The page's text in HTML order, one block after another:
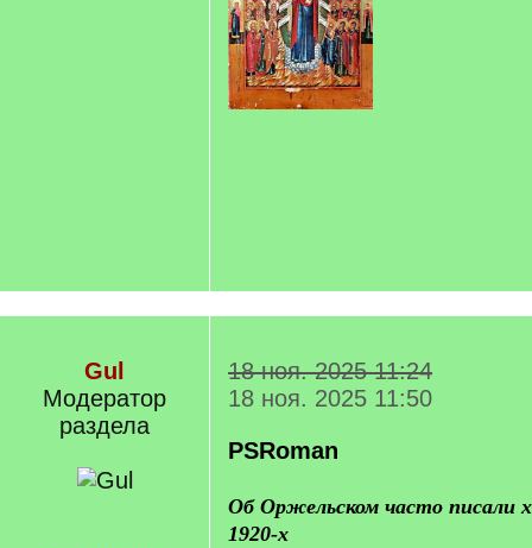
Gul
Модератор
раздела
18 ноя. 2025 11:24
18 ноя. 2025 11:50
PSRoman
Об Оржельском часто писали
1920-х